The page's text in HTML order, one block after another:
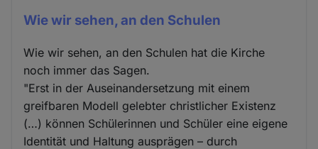
Wie wir sehen, an den Schulen
Wie wir sehen, an den Schulen hat die Kirche
noch immer das Sagen.
"Erst in der Auseinandersetzung mit einem
greifbaren Modell gelebter christlicher Existenz
(…) können Schülerinnen und Schüler eine eigene
Identität und Haltung ausprägen – durch